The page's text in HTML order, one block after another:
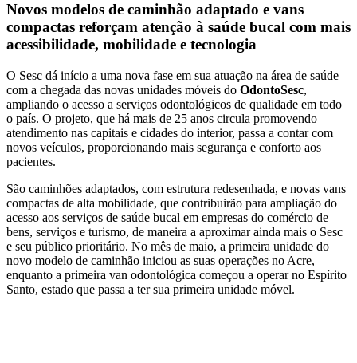
Novos modelos de caminhão adaptado e vans
compactas reforçam atenção à saúde bucal com mais
acessibilidade, mobilidade e tecnologia
O Sesc dá início a uma nova fase em sua atuação na área de saúde
com a chegada das novas unidades móveis do OdontoSesc,
ampliando o acesso a serviços odontológicos de qualidade em todo
o país. O projeto, que há mais de 25 anos circula promovendo
atendimento nas capitais e cidades do interior, passa a contar com
novos veículos, proporcionando mais segurança e conforto aos
pacientes.
São caminhões adaptados, com estrutura redesenhada, e novas vans
compactas de alta mobilidade, que contribuirão para ampliação do
acesso aos serviços de saúde bucal em empresas do comércio de
bens, serviços e turismo, de maneira a aproximar ainda mais o Sesc
e seu público prioritário. No mês de maio, a primeira unidade do
novo modelo de caminhão iniciou as suas operações no Acre,
enquanto a primeira van odontológica começou a operar no Espírito
Santo, estado que passa a ter sua primeira unidade móvel.